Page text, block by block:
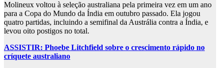
Molineux voltou à seleção australiana pela primeira vez em um ano
para a Copa do Mundo da Índia em outubro passado. Ela jogou
quatro partidas, incluindo a semifinal da Austrália contra a Índia, e
levou oito postigos no total.
ASSISTIR: Phoebe Litchfield sobre o crescimento rápido no
críquete australiano